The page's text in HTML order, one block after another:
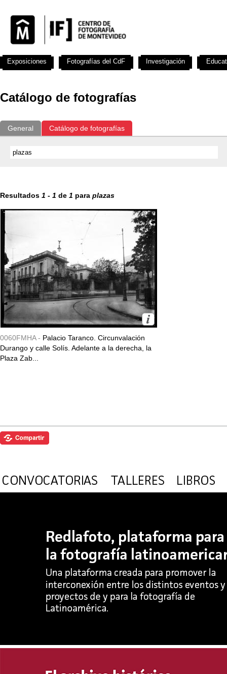
Catálogo de fotografías
General Catálogo de fotografías
Resultados 1 - 1 de 1 para plazas
0060FMHA - Palacio Taranco. Circunvalación
Durango y calle Solís. Adelante a la derecha, la
Plaza Zab...
Exposiciones Fotografías del CdF Investigación